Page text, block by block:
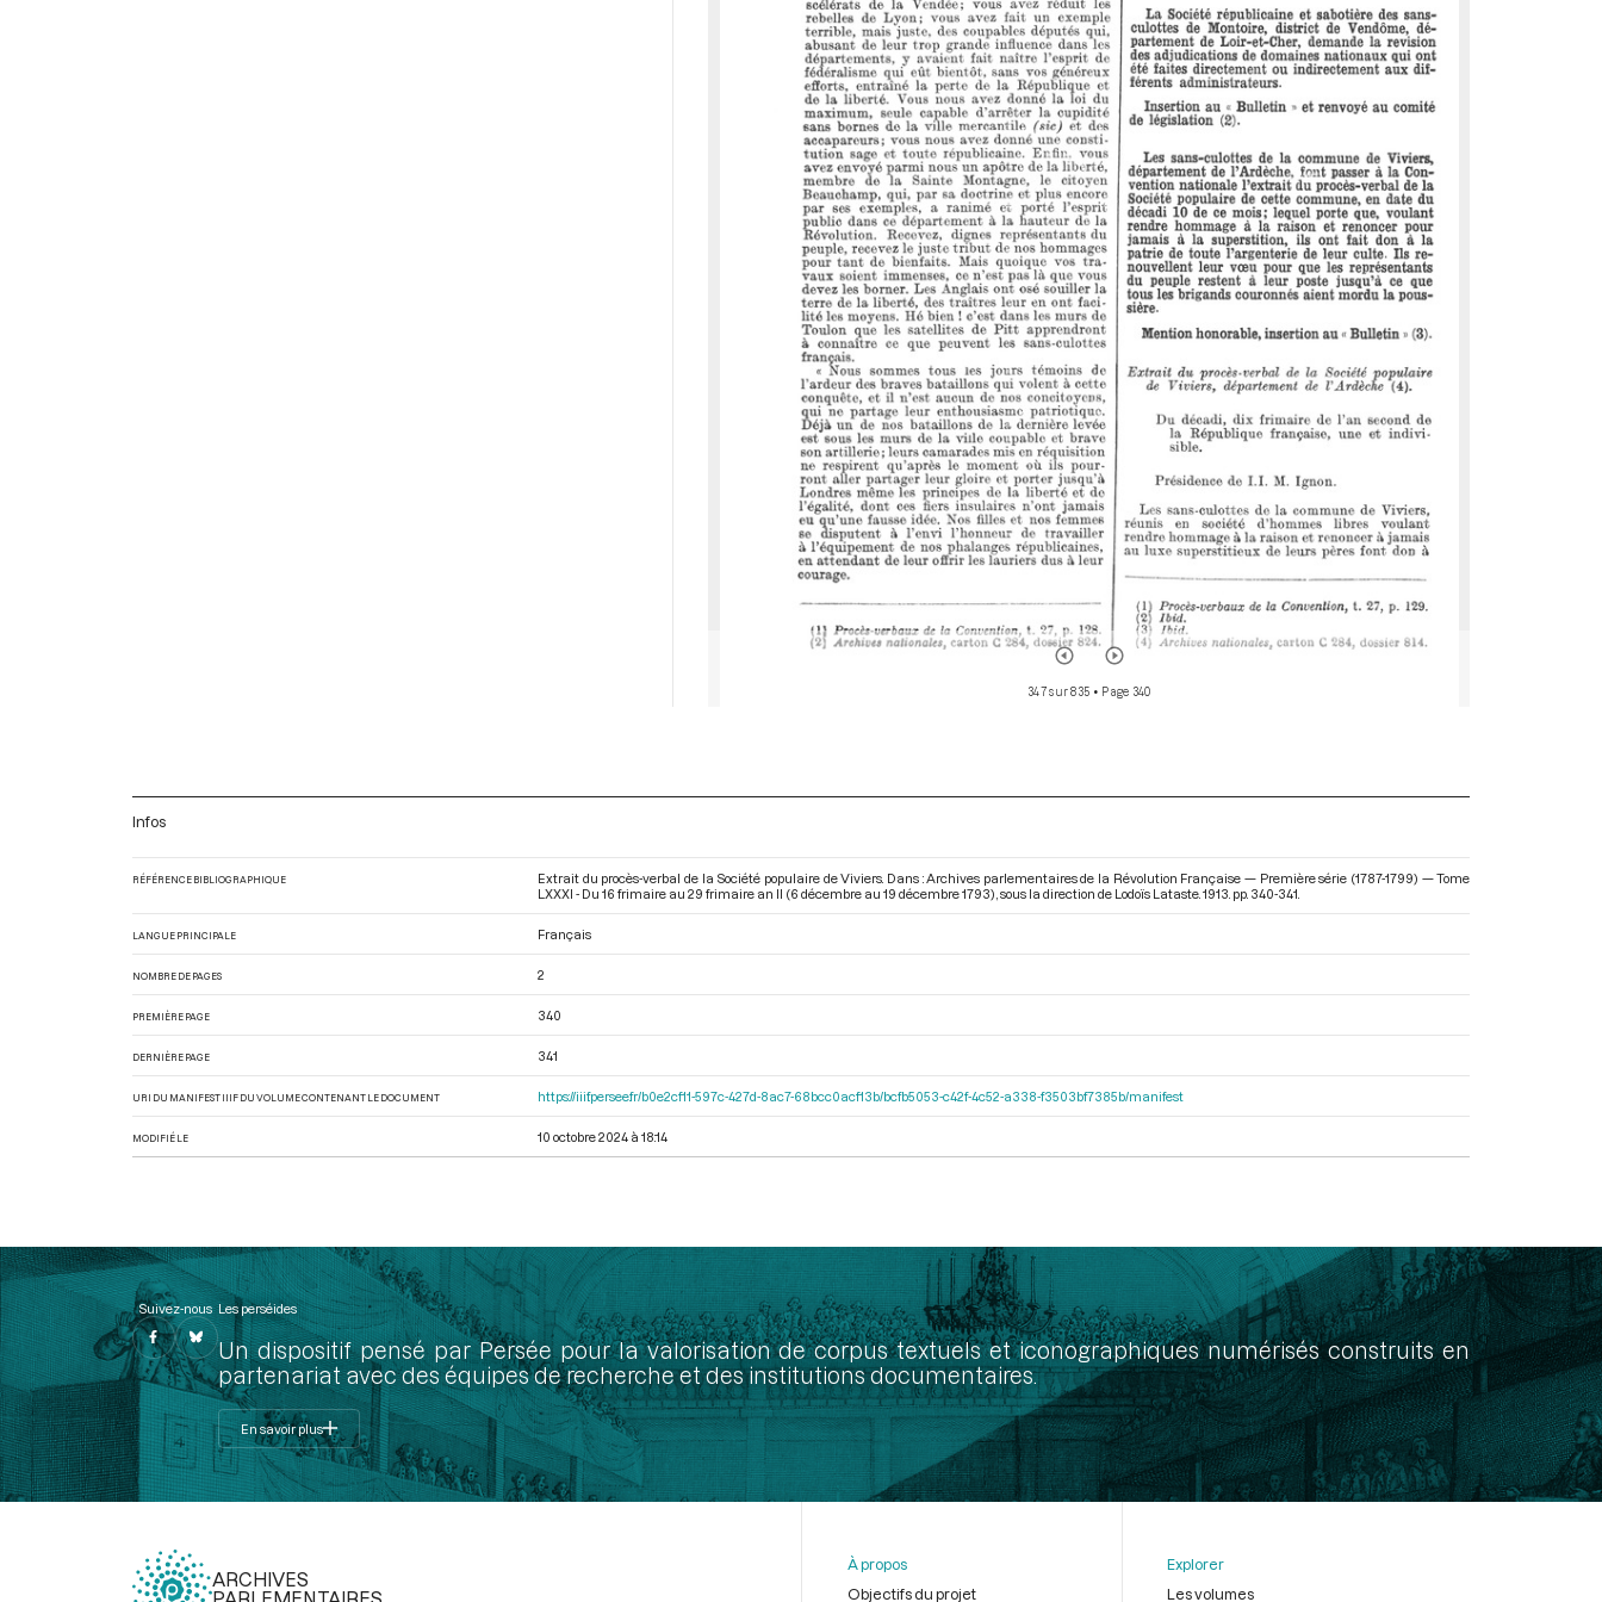
347 sur 835 • Page 340
Infos
RÉFÉRENCE BIBLIOGRAPHIQUE
Extrait du procès-verbal de la Société populaire de Viviers. Dans : Archives parlementaires de la Révolution Française — Première série (1787-1799) — Tome
LXXXI - Du 16 frimaire au 29 frimaire an II (6 décembre au 19 décembre 1793) , sous la direction de Lodoïs Lataste. 1913. pp. 340-341.
LANGUE PRINCIPALE Français
NOMBRE DE PAGES 2
PREMIÈRE PAGE 340
DERNIÈRE PAGE 341
URI DU MANIFEST IIIF DU VOLUME CONTENANT LE DOCUMENT https://iiif.persee.fr/b0e2cf11-597c-427d-8ac7-68bcc0acf13b/bcfb5053-c42f-4c52-a338-f3503bf7385b/manifest
MODIFIÉ LE 10 octobre 2024 à 18:14
Suivez-nous Les perséides
Un dispositif pensé par Persée pour la valorisation de corpus textuels et iconographiques numérisés construits en
partenariat avec des équipes de recherche et des institutions documentaires.
En savoir plus
ARCHIVES
À propos
Objectifs du projet
Explorer
Les volumes